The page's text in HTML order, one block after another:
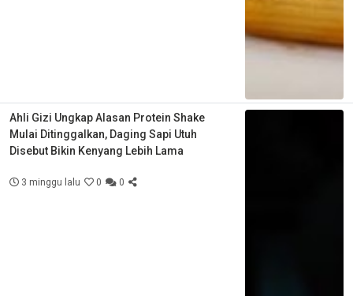
Ahli Gizi Ungkap Alasan Protein Shake
Mulai Ditinggalkan, Daging Sapi Utuh
Disebut Bikin Kenyang Lebih Lama
3 minggu lalu 0 0